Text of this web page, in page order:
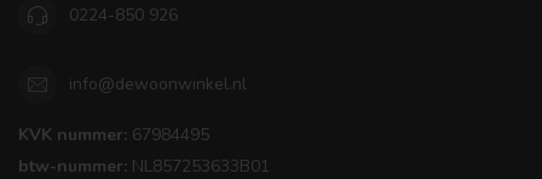
0224-850 926
info@dewoonwinkel.nl
KVK nummer: 67984495
btw-nummer: NL857253633B01